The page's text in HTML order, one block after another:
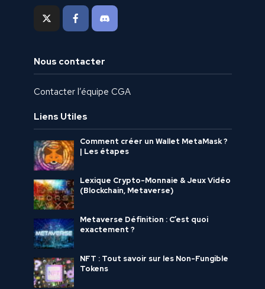
Nous contacter
Contacter l’équipe CGA
Liens Utiles
Comment créer un Wallet MetaMask ?
| Les étapes
Lexique Crypto-Monnaie & Jeux Vidéo
(Blockchain, Metaverse)
Metaverse Définition : C’est quoi
exactement ?
NFT : Tout savoir sur les Non-Fungible
Tokens